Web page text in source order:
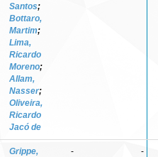
Santos;
Bottaro,
Martim;
Lima,
Ricardo
Moreno;
Allam,
Nasser;
Oliveira,
Ricardo
Jacó de
Grippe,
- -